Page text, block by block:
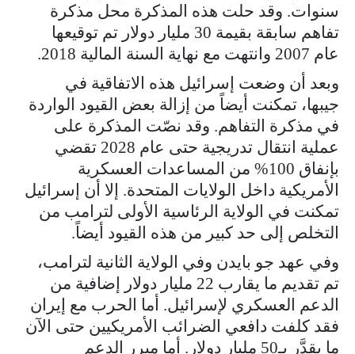
سنوات. وقد حلت هذه المذكرة محل مذكرة
تفاهم سابقة بقيمة 30 مليار دولار تم توقيعها
عام 2007 وانتهت مع نهاية السنة المالية 2018.
وبعد أن وضعت إسرائيل هذه الاتفاقية في
جيبها، تمكنت أيضاً من إزالة بعض القيود الواردة
في مذكرة التفاهم. وقد نصّت المذكرة على
عملية انتقال تدريجية حتى عام 2028 تقضي
بإنفاق 100% من المساعدات العسكرية
الأمريكية داخل الولايات المتحدة. إلا أن إسرائيل
تمكنت في الولاية الرئاسية الأولى لترامب من
التخلص إلى حد كبير من هذه القيود أيضاً.
وفي عهد جو بايدن وفي الولاية الثانية لترامب،
تم تقديم ما يقارب 22 مليار دولار إضافية من
الدعم العسكري لإسرائيل. أما الحرب مع إيران
فقد كلفت دافعي الضرائب الأمريكيين حتى الآن
ما يقدَّر بـ50 مليار دولار. أما مبرر الدعم